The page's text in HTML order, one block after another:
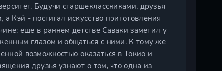
Будучи старшеклассниками, друзья
Кэй - постигал искусство приготовления
еще в раннем детстве Саваки заметил у
глазом и общаться с ними. К тому же
возможностью оказаться в Токио и
друзья узнают о том, что одна из